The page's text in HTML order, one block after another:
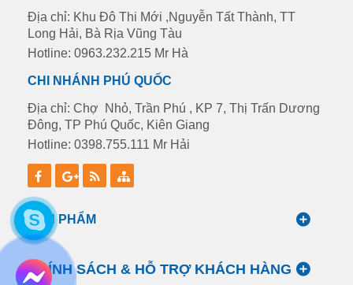
Địa chỉ: Khu Đô Thi Mới ,Nguyễn Tất Thành, TT
Long Hải, Bà Rịa Vũng Tàu
Hotline: 0963.232.215 Mr Hà
CHI NHÁNH PHÚ QUỐC
Địa chỉ: Chợ Nhỏ, Trần Phú , KP 7, Thị Trấn Dương
Đông, TP Phú Quốc, Kiên Giang
Hotline: 0398.755.111 Mr Hải
SẢN PHẨM
CHÍNH SÁCH & HỖ TRỢ KHÁCH HÀNG